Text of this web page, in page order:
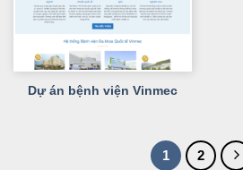
Dự án bệnh viện Vinmec
1 2